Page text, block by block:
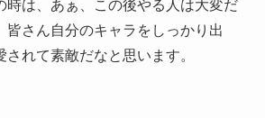
時は、あぁ、この後やる人は大変だ
皆さん自分のキャラをしっかり出
されて素敵だなと思います。